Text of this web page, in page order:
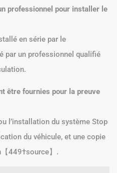
professionnel pour installer le
en série par le
par un professionnel qualifié
être fournies pour la preuve
l’installation du système Stop
du véhicule, et une copie
449†source】.